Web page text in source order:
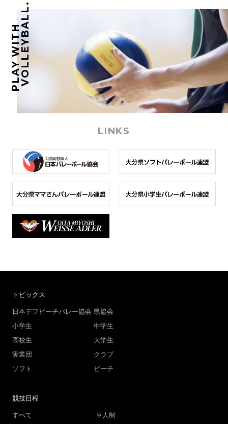
PLAY WITHVOLLEYBALL.
LINKS
トピックス
日本デフビーチバレー協会 県協会
小学生
中学生
高校生
大学生
実業団
クラブ
ソフト
ビーチ
競技日程
すべて
９人制